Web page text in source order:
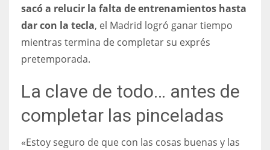
sacó a relucir la falta de entrenamientos hasta
dar con la tecla, el Madrid logró ganar tiempo
mientras termina de completar su exprés
pretemporada.
La clave de todo… antes de
completar las pinceladas
«Estoy seguro de que con las cosas buenas y las